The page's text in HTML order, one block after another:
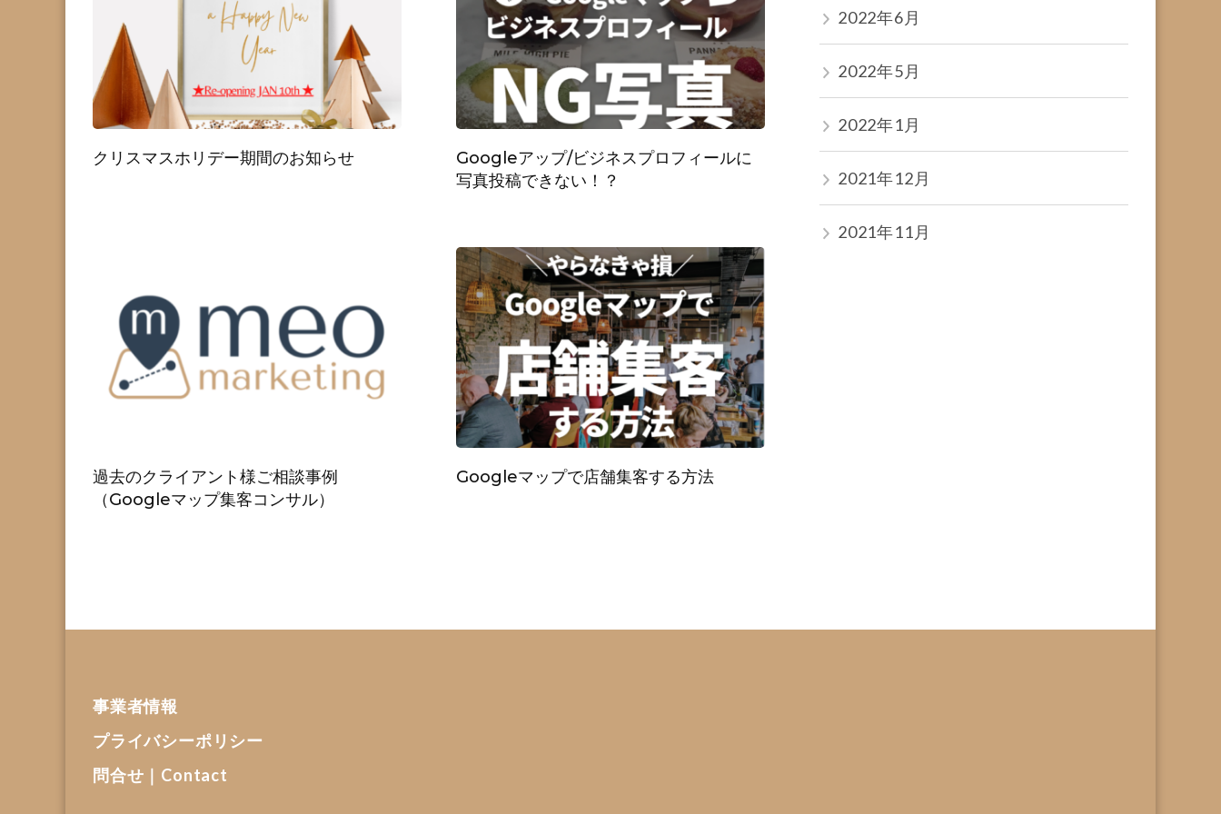
クリスマスホリデー期間のお知らせ
Googleアップ/ビジネスプロフィールに
写真投稿できない！？
過去のクライアント様ご相談事例
（Googleマップ集客コンサル）
Googleマップで店舗集客する方法
2022年6月
2022年5月
2022年1月
2021年12月
2021年11月
事業者情報
プライバシーポリシー
問合せ｜Contact